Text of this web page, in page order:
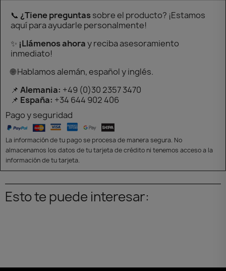
📞 ¿Tiene preguntassobre el producto? ¡Estamos
aquí para ayudarle personalmente!
✨ ¡Llámenos ahoray reciba asesoramiento
inmediato!
🌐 Hablamos alemán, español y inglés.
📌 Alemania: +49 (0)30 2357 3470
📌 España: +34 644 902 406
Pago y seguridad
La información de tu pago se procesa de manera segura. No
almacenamos los datos de tu tarjeta de crédito ni tenemos acceso a la
información de tu tarjeta.
Esto te puede interesar: